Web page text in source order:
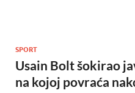
SPORT
Usain Bolt šokirao
na kojoj povraća